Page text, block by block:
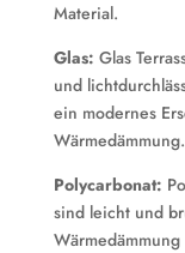
Material.
Glas: Glas
und
ein modernes
Wärmedämmung.
Polycarbonat:
sind leicht und